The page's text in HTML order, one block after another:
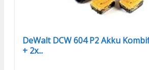
DeWalt DCW 604 P2 Akku
+ 2x...